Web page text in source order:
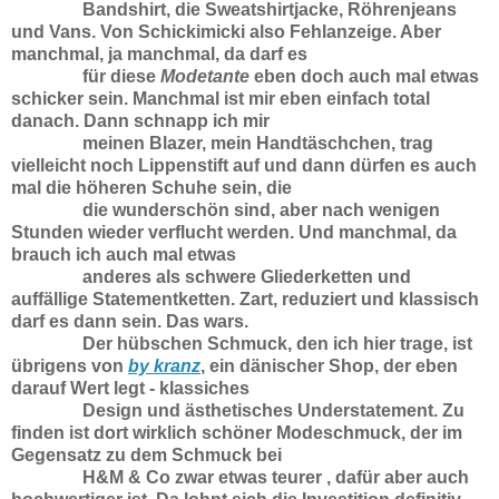
Bandshirt, die Sweatshirtjacke, Röhrenjeans
und Vans. Von Schickimicki also Fehlanzeige. Aber
manchmal, ja manchmal, da darf es
für diese Modetante eben doch auch mal etwas
schicker sein. Manchmal ist mir eben einfach total
danach. Dann schnapp ich mir
meinen Blazer, mein Handtäschchen, trag
vielleicht noch Lippenstift auf und dann dürfen es auch
mal die höheren Schuhe sein, die
die wunderschön sind, aber nach wenigen
Stunden wieder verflucht werden. Und manchmal, da
brauch ich auch mal etwas
anderes als schwere Gliederketten und
auffällige Statementketten. Zart, reduziert und klassisch
darf es dann sein. Das wars.
Der hübschen Schmuck, den ich hier trage, ist
übrigens von by kranz, ein dänischer Shop, der eben
darauf Wert legt - klassiches
Design und ästhetisches Understatement. Zu
finden ist dort wirklich schöner Modeschmuck, der im
Gegensatz zu dem Schmuck bei
H&M & Co zwar etwas teurer , dafür aber auch